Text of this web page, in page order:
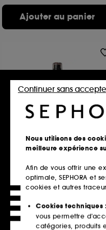
Ajouter au panier
AVEDA
Tousle Texture
Spray Coiffant Texture Sèche
37,00€
/100g
Ajouter au panier
Nous utilisons des
meilleure expérience
Afin de vous offrir une
optimale, SEPHORA et
cookies et autres
Cookies techniques :
vous permettre
catégories, produits
Continuer sans